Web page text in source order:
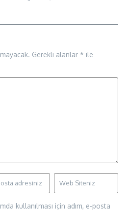
Gerekli alanlar * ile
kullanılması için adım, e-posta